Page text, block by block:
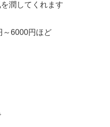
潤してくれます
～6000円ほど